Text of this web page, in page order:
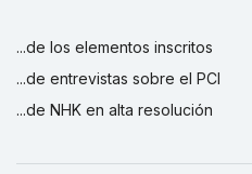
...de los elementos inscritos
...de entrevistas sobre el PCI
...de NHK en alta resolución